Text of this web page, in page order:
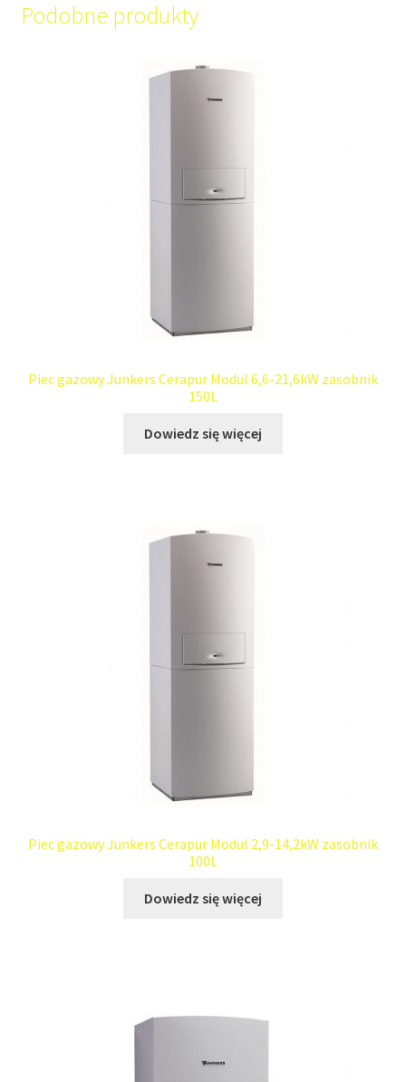
Podobne produkty
Piec gazowy Junkers Cerapur Modul 6,6-21,6kW zasobnik
150L
Dowiedz się więcej
Piec gazowy Junkers Cerapur Modul 2,9-14,2kW zasobnik
100L
Dowiedz się więcej